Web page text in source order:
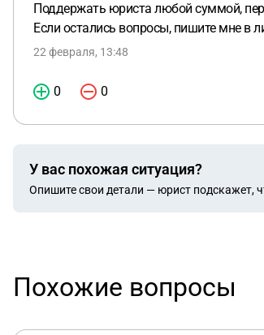
Поддержать юриста любой суммой,
Если остались вопросы, пишите мне в
22 февраля, 13:48
0 0
У вас похожая ситуация?
Опишите свои детали — юрист подскажет,
Похожие вопросы